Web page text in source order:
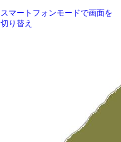
スマートフォンモードで画面を
切り替え